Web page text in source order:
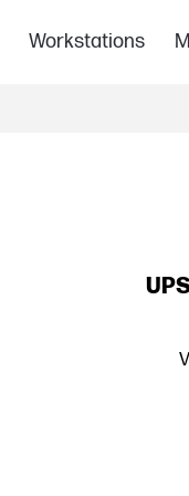
Workstations